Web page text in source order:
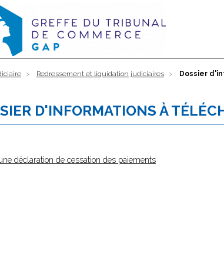
Redressement et liquidation judiciaires Dossier
D'INFORMATIONS À
déclaration de cessation des paiements